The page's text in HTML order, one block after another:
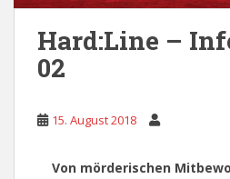
Hard:Line –
02
15. August 2018
Von mörderischen